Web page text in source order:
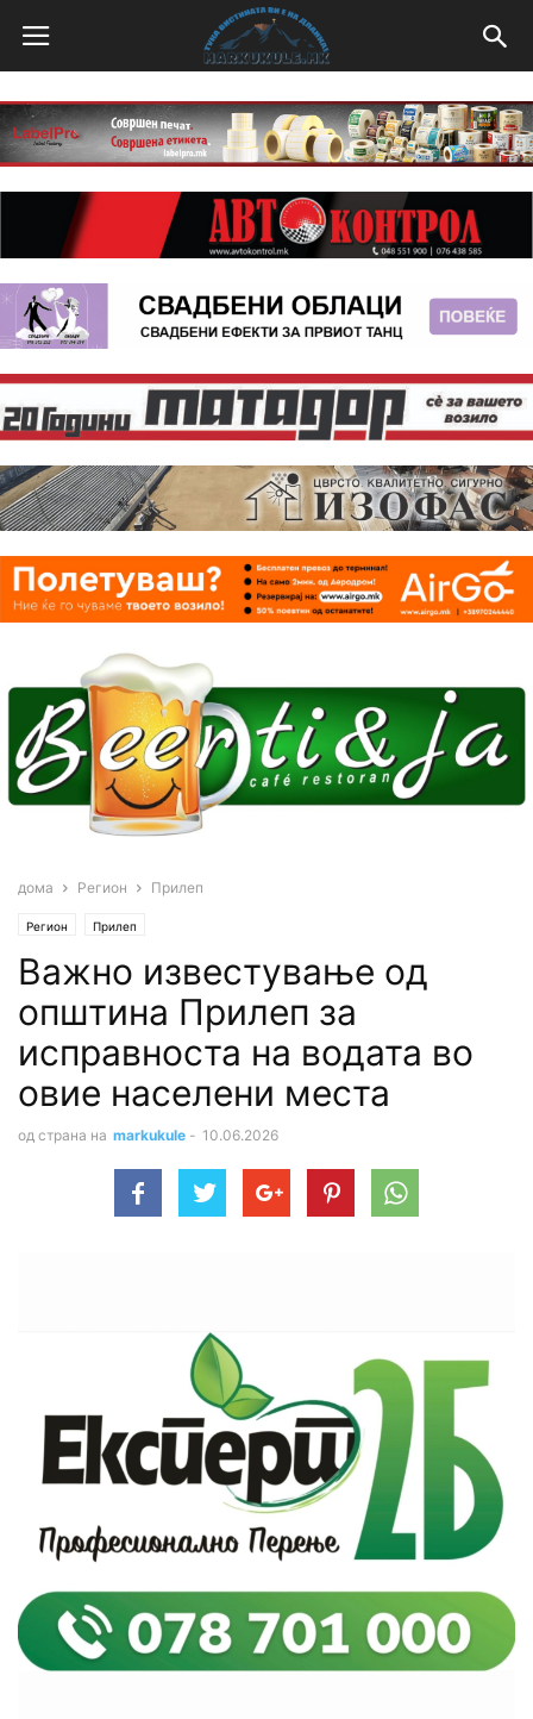
дома Регион Прилеп
Регион Прилеп
Важно известување од
општина Прилеп за
исправноста на водата во
овие населени места
од страна на markukule - 10.06.2026